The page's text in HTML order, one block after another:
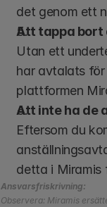
det genom ett
Att tappa bort
Utan ett
har avtalats
plattformen
Att inte ha de
Eftersom du
detta i Miramis
Ansvarsfriskrivning:
Observera: Miramis